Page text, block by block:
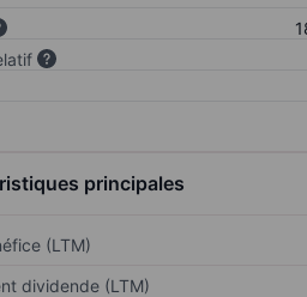
principales
(LTM)
dividende (LTM)